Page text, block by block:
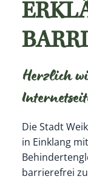
Herzlich
Die Stadt
in Einklang
barrierefrei